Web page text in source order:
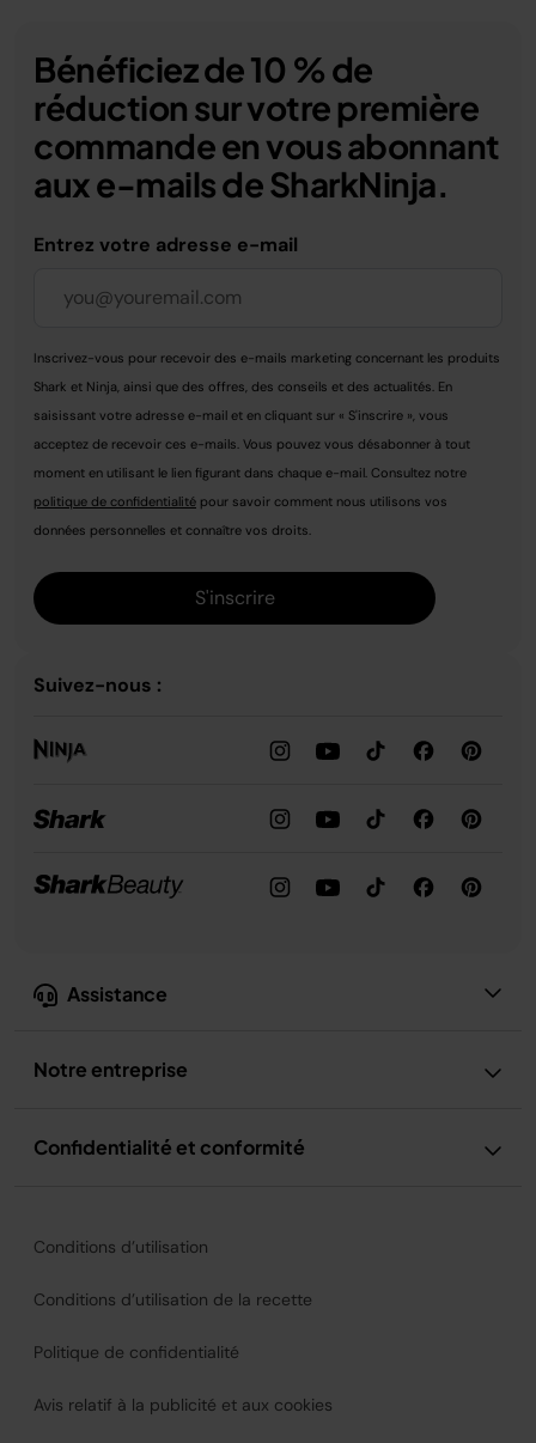
Assistance
Notre entreprise
Confidentialité et conformité
Bénéficiez de 10 % de
réduction sur votre première
commande en vous abonnant
aux e-mails de SharkNinja.
Entrez votre adresse e-mail
Inscrivez-vous pour recevoir des e-mails marketing concernant les produits
Shark et Ninja, ainsi que des offres, des conseils et des actualités. En
saisissant votre adresse e-mail et en cliquant sur « S'inscrire », vous
acceptez de recevoir ces e-mails. Vous pouvez vous désabonner à tout
moment en utilisant le lien figurant dans chaque e-mail. Consultez notre
politique de confidentialité pour savoir comment nous utilisons vos
données personnelles et connaître vos droits.
S'inscrire
Suivez-nous :
Conditions d’utilisation
Conditions d’utilisation de la recette
Politique de confidentialité
Avis relatif à la publicité et aux cookies